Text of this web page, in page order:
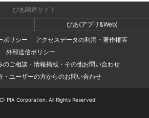
ぴあ関連サイト
ぴあ(アプリ&Web)
ポリシー
アクセスデータの利用・著作権等
外部送信ポリシー
のご相談・情報掲載・その他お問い合わせ
・ユーザーの方からのお問い合わせ
PIA Corporation. All Rights Reserved.